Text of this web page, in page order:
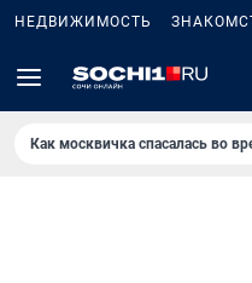
НЕДВИЖИМОСТЬ
Как москвичка спасалась во